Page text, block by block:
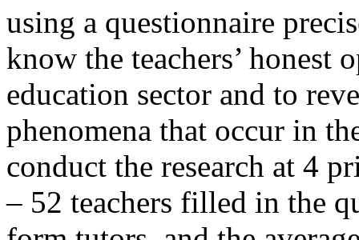
using a questionnaire
know the teachers’
education sector and to
phenomena that occur in
conduct the research at 4
– 52 teachers filled in the